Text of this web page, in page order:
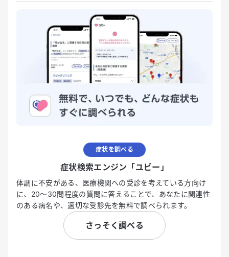
症状を調べる
症状検索エンジン「ユビー」
体調に不安がある、医療機関への受診を考えている方向け
に、20〜30問程度の質問に答えることで、あなたに関連性
のある病名や、適切な受診先を無料で調べられます。
さっそく調べる